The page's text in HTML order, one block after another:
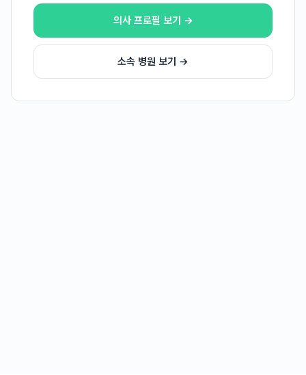
의사 프로필 보기 →
소속 병원 보기 →